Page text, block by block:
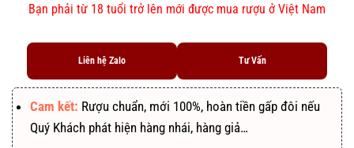
Bạn phải từ 18 tuổi trở lên mới được mua rượu ở Việt Nam
Liên hệ Zalo Tư Vấn
Cam kết: Rượu chuẩn, mới 100%, hoàn tiền gấp đôi nếu
Quý Khách phát hiện hàng nhái, hàng giả…